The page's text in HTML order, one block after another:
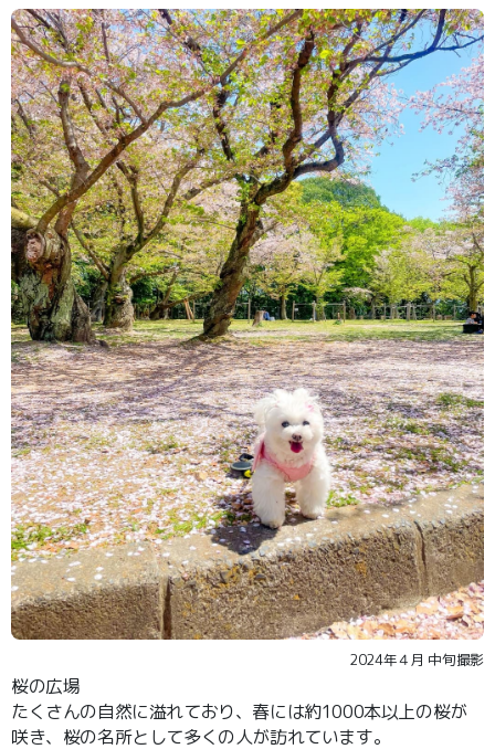
2024年４月 中旬撮影
桜の広場
たくさんの自然に溢れており、春には約1000本以上の桜が
咲き、桜の名所として多くの人が訪れています。